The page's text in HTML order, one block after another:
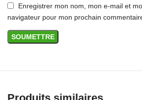
Enregistrer mon nom, mon e-mail et
navigateur pour mon prochain